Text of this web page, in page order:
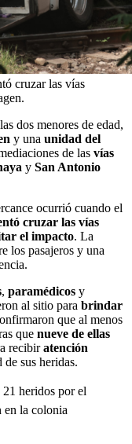
cruzar las vías
dos menores de edad,
y una unidad del
de las vías
y San Antonio
ocurrió cuando el
cruzar las vías
el impacto. La
los pasajeros y una
, paramédicos y
al sitio para brindar
que al menos
que nueve de ellas
recibiratención
sus heridas.
heridos por el
en la colonia